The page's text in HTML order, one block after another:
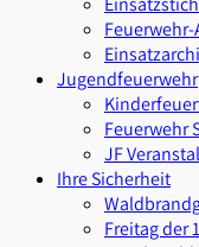
Jugendfeuerwehr
Feuerwehr
JF
Ihre Sicherheit
Freitag der